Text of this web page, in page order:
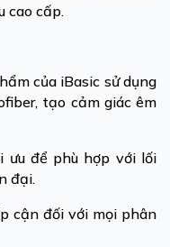
cao cấp.
của iBasic sử dụng
tạo cảm giác êm
ưu để phù hợp với lối
đại.
cận đối với mọi phân